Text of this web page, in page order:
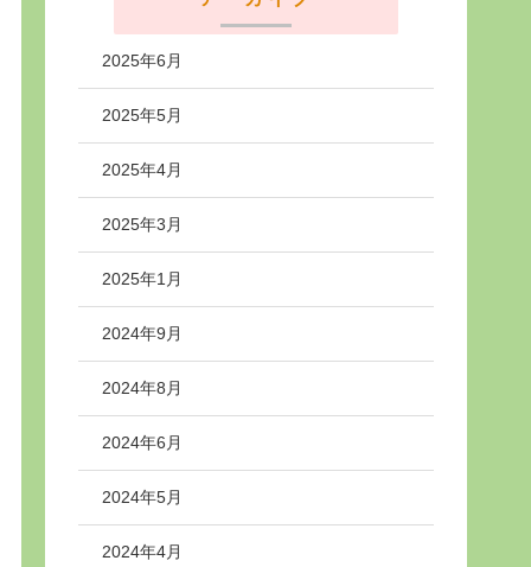
2025年6月
2025年5月
2025年4月
2025年3月
2025年1月
2024年9月
2024年8月
2024年6月
2024年5月
2024年4月